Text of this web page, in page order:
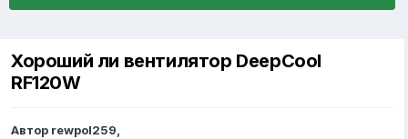
Хороший ли вентилятор DeepCool
RF120W
Автор rewpol259,